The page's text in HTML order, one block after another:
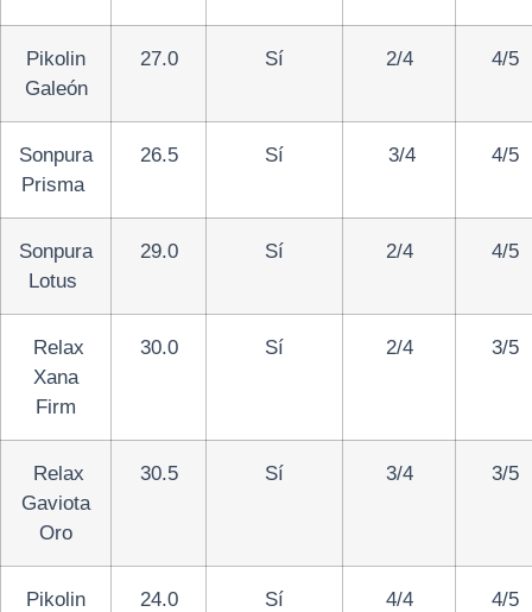
Pikolin
Galeón
27.0 Sí 2/4 4/5
Sonpura
Prisma
26.5 Sí 3/4 4/5
Sonpura
Lotus
29.0 Sí 2/4 4/5
Relax
Xana
Firm
30.0 Sí 2/4 3/5
Relax
Gaviota
Oro
30.5 Sí 3/4 3/5
Pikolin 24.0 Sí 4/4 4/5